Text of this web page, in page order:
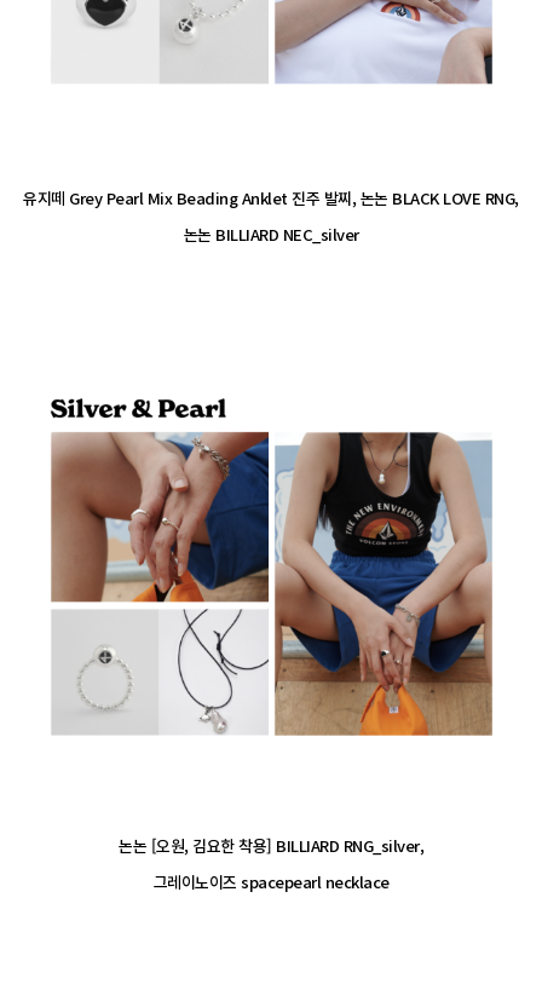
유지떼 Grey Pearl Mix Beading Anklet 진주 발찌, 논논 BLACK LOVE RNG,
논논 BILLIARD NEC_silver
논논 [오원, 김요한 착용] BILLIARD RNG_silver,
그레이노이즈 spacepearl necklace